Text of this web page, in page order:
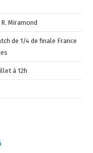
Miramond
de 1/4 de finale France
à 12h